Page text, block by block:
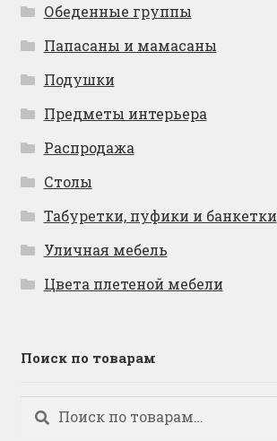
Обеденные группы
Папасаны и мамасаны
Подушки
Предметы интерьера
Распродажа
Столы
Табуретки, пуфики и банкетки
Уличная мебель
Цвета плетеной мебели
Поиск по товарам
Искать:
Поиск